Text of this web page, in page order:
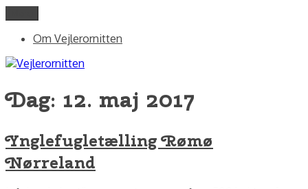
indhold
Vejlerornitten
fotos og skriblerier af Jørgen Peter Kjeldsen/ornit.dk
Om Vejlerornitten
Dag: 12. maj 2017
Ynglefugletælling Rømø
Nørreland